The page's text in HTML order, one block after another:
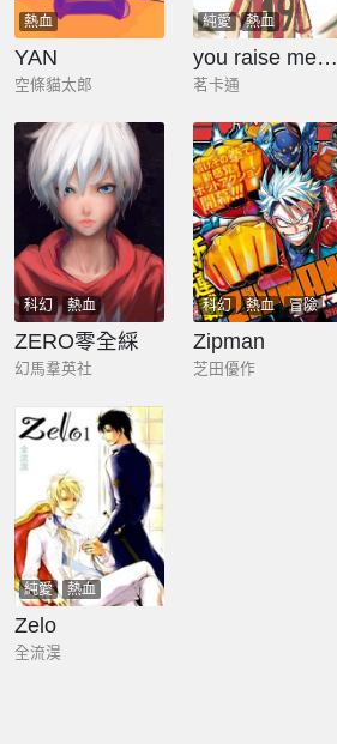
熱血
YAN
空條貓太郎
純愛 熱血
you raise me up
茗卡通
科幻 熱血
ZERO零全綵
幻馬羣英社
科幻 熱血 冒險
Zipman
芝田優作
純愛 熱血
Zelo
全流淏